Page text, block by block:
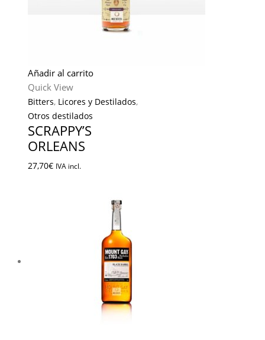
Añadir al carrito
Quick View
Bitters, Licores y Destilados,
Otros destilados
SCRAPPY’S
ORLEANS
27,70€ IVA incl.